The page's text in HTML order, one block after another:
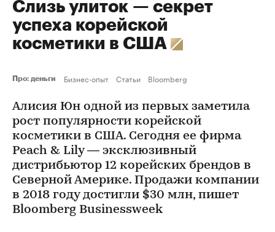
Cлизь улиток — секрет
успеха корейской
косметики в США
Про: деньги Бизнес-опыт Статьи Bloomberg
Алисия Юн одной из первых заметила
рост популярности корейской
косметики в США. Сегодня ее фирма
Peach & Lily — эксклюзивный
дистрибьютор 12 корейских брендов в
Северной Америке. Продажи компании
в 2018 году достигли $30 млн, пишет
Bloomberg Businessweek